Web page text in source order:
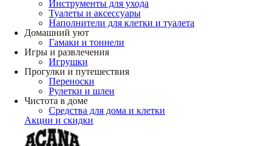
Инструменты для ухода
Туалеты и аксессуары
Наполнители для клетки и туалета
Домашний уют
Гамаки и тоннели
Игры и развлечения
Игрушки
Прогулки и путешествия
Переноски
Рулетки и шлеи
Чистота в доме
Средства для дома и клетки
Акции и скидки